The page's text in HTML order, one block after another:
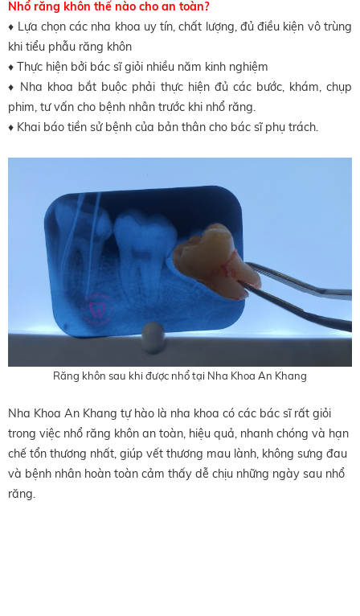
Nhổ răng khôn thế nào cho an toàn?
♦ Lựa chọn các nha khoa uy tín, chất lượng, đủ điều kiện vô trùng
khi tiểu phẫu răng khôn
♦ Thực hiện bởi bác sĩ giỏi nhiều năm kinh nghiệm
♦ Nha khoa bắt buộc phải thực hiện đủ các bước, khám, chụp
phim, tư vấn cho bệnh nhân trước khi nhổ răng.
♦ Khai báo tiền sử bệnh của bản thân cho bác sĩ phụ trách.
Răng khôn sau khi được nhổ tại Nha Khoa An Khang
Nha Khoa An Khang tự hào là nha khoa có các bác sĩ rất giỏi
trong việc nhổ răng khôn an toàn, hiệu quả, nhanh chóng và hạn
chế tổn thương nhất, giúp vết thương mau lành, không sưng đau
và bệnh nhân hoàn toàn cảm thấy dễ chịu những ngày sau nhổ
răng.